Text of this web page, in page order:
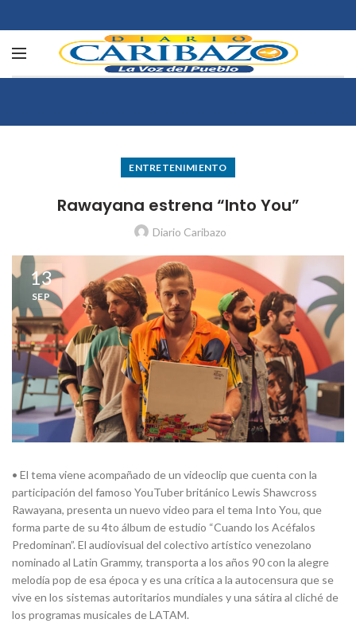
ENTRETENIMIENTO
Rawayana estrena “Into You”
Diario Caribazo
13
SEP
• El tema viene acompañado de un videoclip que cuenta con la
participación del famoso YouTuber británico Lewis Shawcross
Rawayana, presenta un nuevo video para el tema Into You, que
forma parte de su 4to álbum de estudio “Cuando los Acéfalos
Predominan”. El audiovisual del colectivo artístico venezolano
nominado al Latin Grammy, transporta a los años 90 con la alegre
melodía pop de esa época y es una crítica a la autocensura que se
vive en los sistemas autoritarios mundiales y una sátira al cliché de
los programas musicales de LATAM.